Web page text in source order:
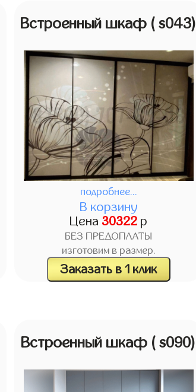
Встроенный шкаф ( s043)
подробнее...
В корзину
Цена 30322 р
БЕЗ ПРЕДОПЛАТЫ
изготовим в размер.
Заказать в 1 клик
Встроенный шкаф ( s090)